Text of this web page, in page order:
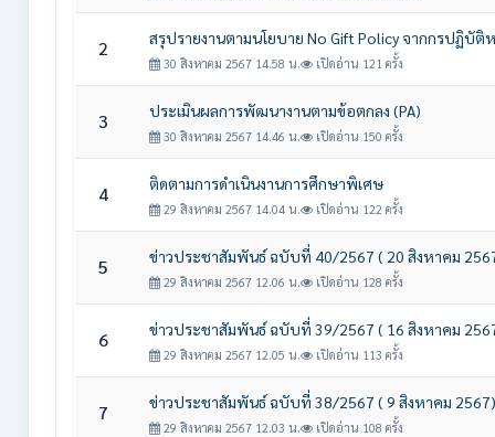
2 สรุปรายงานตามนโยบาย No Gift Policy จากกรปฏิบั
30 สิงหาคม 2567 14.58 น. เปิดอ่าน 121 ครั้ง
3 ประเมินผลการพัฒนางานตามข้อตกลง (PA)
30 สิงหาคม 2567 14.46 น. เปิดอ่าน 150 ครั้ง
4 ติดตามการดำเนินงานการศึกษาพิเศษ
29 สิงหาคม 2567 14.04 น. เปิดอ่าน 122 ครั้ง
5 ข่าวประชาสัมพันธ์ ฉบับที่ 40/2567 ( 20 สิงหาคม
29 สิงหาคม 2567 12.06 น. เปิดอ่าน 128 ครั้ง
6 ข่าวประชาสัมพันธ์ ฉบับที่ 39/2567 ( 16 สิงหาคม
29 สิงหาคม 2567 12.05 น. เปิดอ่าน 113 ครั้ง
7 ข่าวประชาสัมพันธ์ ฉบับที่ 38/2567 ( 9 สิงหาคม 2567)
29 สิงหาคม 2567 12.03 น. เปิดอ่าน 108 ครั้ง